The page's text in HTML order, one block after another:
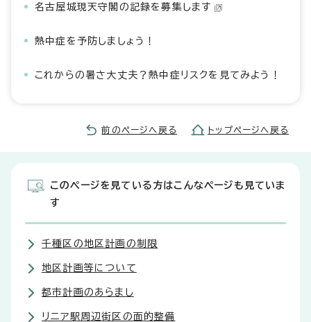
名古屋城現天守閣の記録を募集します
熱中症を予防しましょう！
これからの暑さ大丈夫？熱中症リスクを見てみよう！
前のページへ戻る トップページへ戻る
このページを見ている方はこんなページも見ていま
す
千種区の地区計画の制限
地区計画等について
都市計画のあらまし
リニア駅周辺街区の面的整備